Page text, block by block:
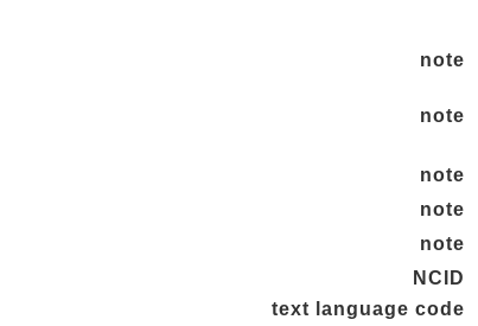
note
note
note
note
note
NCID
text language code